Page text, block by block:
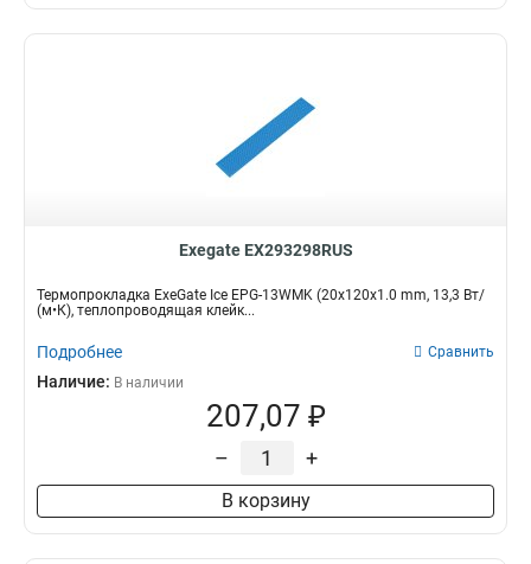
Exegate EX293298RUS
Термопрокладка ExeGate Ice EPG-13WMK (20x120x1.0 mm, 13,3 Вт/
(м•К), теплопроводящая клейк...
Подробнее Сравнить
Наличие: В наличии
207,07 ₽
– +
В корзину